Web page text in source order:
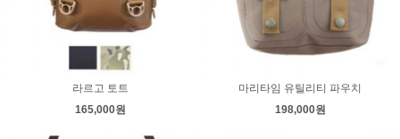
라르고 토트
165,000원
마리타임 유틸리티 파우치
198,000원